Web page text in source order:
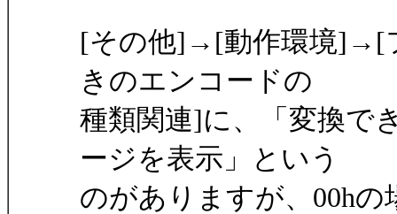
[その他]→[動作環境]→[
きのエンコードの
種類関連]に、「変換で
ージを表示」という
のがありますが、00h